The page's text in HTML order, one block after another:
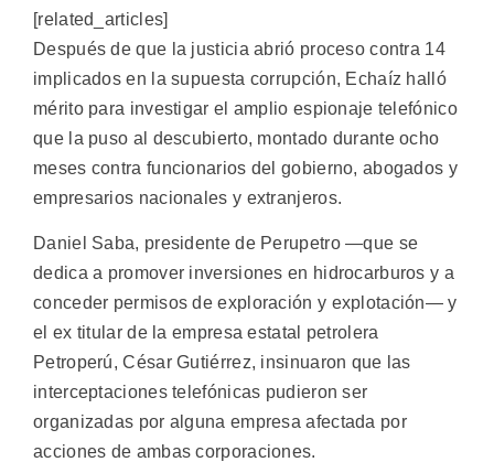
[related_articles]
Después de que la justicia abrió proceso contra 14
implicados en la supuesta corrupción, Echaíz halló
mérito para investigar el amplio espionaje telefónico
que la puso al descubierto, montado durante ocho
meses contra funcionarios del gobierno, abogados y
empresarios nacionales y extranjeros.
Daniel Saba, presidente de Perupetro —que se
dedica a promover inversiones en hidrocarburos y a
conceder permisos de exploración y explotación— y
el ex titular de la empresa estatal petrolera
Petroperú, César Gutiérrez, insinuaron que las
interceptaciones telefónicas pudieron ser
organizadas por alguna empresa afectada por
acciones de ambas corporaciones.